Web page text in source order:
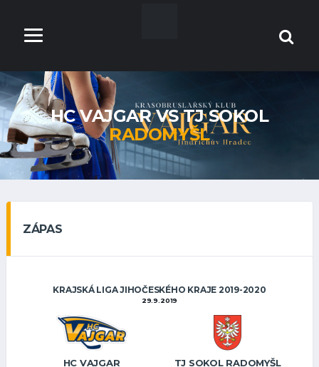
HC VAJGAR VS TJ SOKOL
RADOMYŠL
ZÁPAS
KRAJSKÁ LIGA JIHOČESKÉHO KRAJE 2019-2020
29.9.2019
HC VAJGAR TJ SOKOL RADOMYŠL